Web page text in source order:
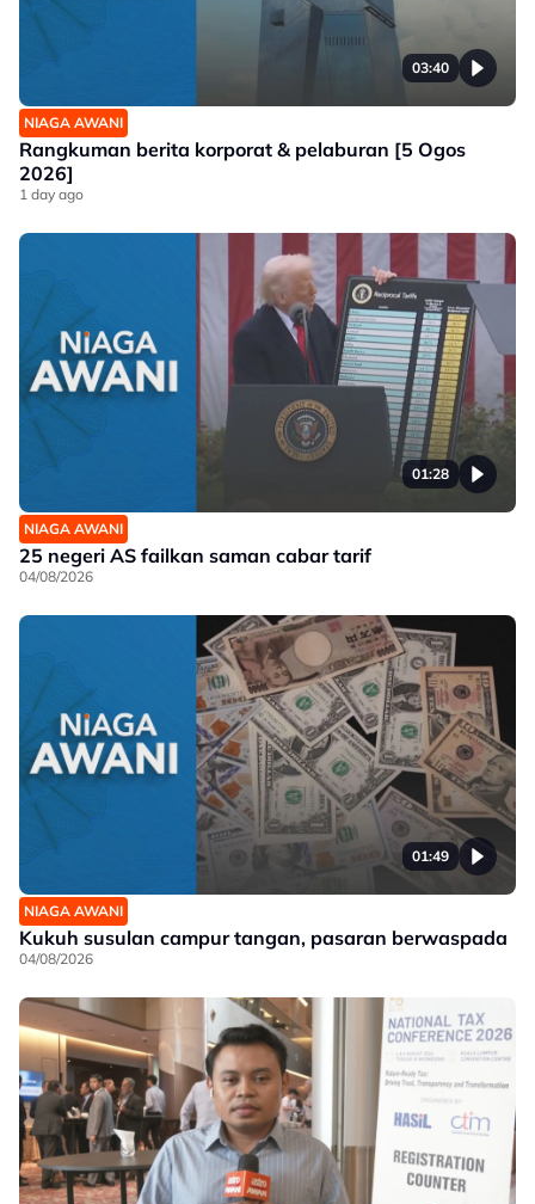
03:40
NIAGA AWANI
Rangkuman berita korporat & pelaburan [5 Ogos
2026]
1 day ago
01:28
NIAGA AWANI
25 negeri AS failkan saman cabar tarif
04/08/2026
01:49
NIAGA AWANI
Kukuh susulan campur tangan, pasaran berwaspada
04/08/2026